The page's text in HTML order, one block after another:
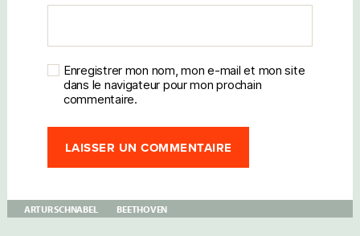
Enregistrer mon nom, mon e-mail et mon site
dans le navigateur pour mon prochain
commentaire.
ARTUR SCHNABEL BEETHOVEN